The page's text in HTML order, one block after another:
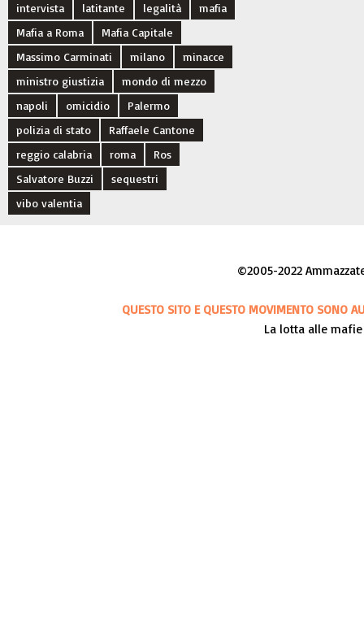
intervista
latitante legalità
mafia
Mafia a Roma
Mafia Capitale
Massimo Carminati
milano
minacce
ministro giustizia
mondo di mezzo
napoli
omicidio
Palermo
polizia di stato
Raffaele Cantone
reggio calabria
roma
Ros
Salvatore Buzzi
sequestri
vibo valentia
©2005-2022
QUESTO SITO E QUESTO MOVIMENTO SONO
La lotta alle